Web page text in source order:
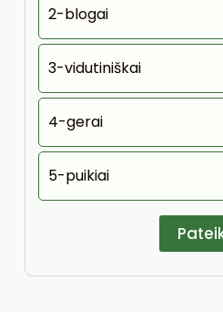
2-blogai
3-vidutiniškai
4-gerai
5-puikiai